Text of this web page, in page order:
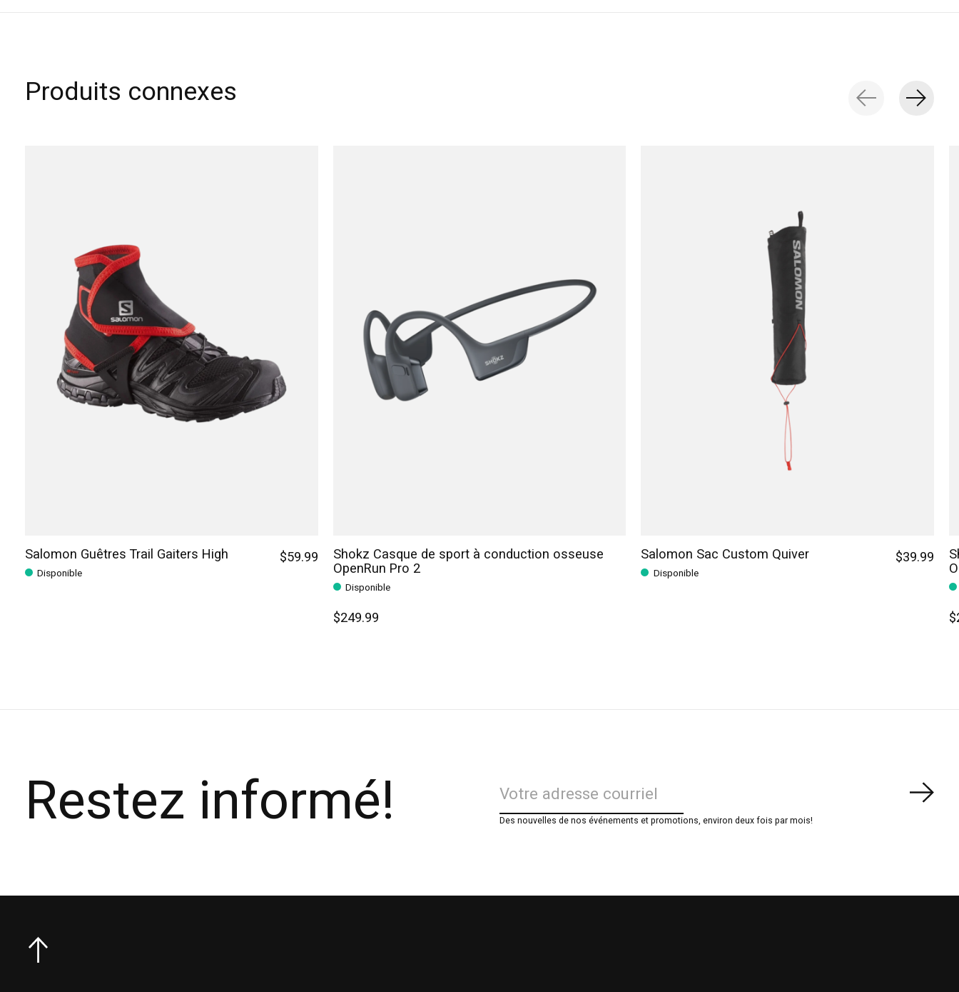
Produits connexes
Salomon Guêtres Trail Gaiters High
Disponible
$59.99 Shokz Casque de sport à conduction osseuse
OpenRun Pro 2
Disponible
$249.99
Salomon Sac Custom Quiver
Disponible
$39.99
Restez informé! Des nouvelles de nos événements et promotions, environ deux fois par mois!